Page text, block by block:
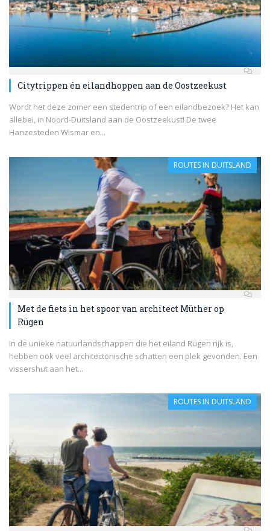
Citytrippen én eilandhoppen aan de Oostzeekust
Wordt het deze zomer een stedentrip of een eilandbezoek? Het kan
allebei, in Noord-Duitsland aan de Oostzeekust! De twee
Hanzesteden Wismar en...
ROUTES IN DUITSLAND
Met de fiets in het spoor van architect Müther op
Rügen
In de unieke natuurlandschappen die het eiland Rügen rijk is,
hebben ook veel architectonische schatten een plek gevonden. Een
vissershut aan het...
ROUTES IN DUITSLAND